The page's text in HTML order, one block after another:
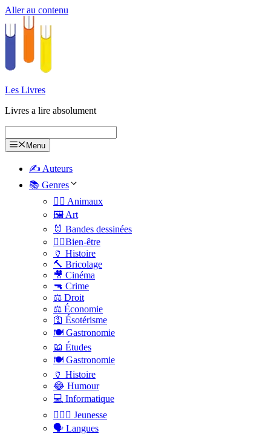
Aller au contenu
Les Livres
Livres a lire absolument
Menu
✍️ Auteurs
📚 Genres
🐕‍🦺 Animaux
🖼️ Art
🐰 Bandes dessinées
🧑‍⚕️Bien-être
🏺 Histoire
🔨 Bricolage
🎥 Cinéma
🔫 Crime
⚖️ Droit
⚖️ Économie
🛐 Ésotérisme
🍽️ Gastronomie
📖 Études
🍽️ Gastronomie
🏺 Histoire
😂 Humour
💻 Informatique
🤸🏽‍♀️ Jeunesse
🗣 Langues